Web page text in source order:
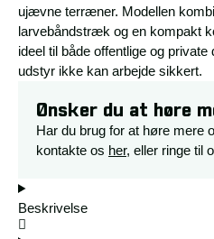
ujævne terræner. Modellen
larvebåndstræk og en kompakt
ideel til både offentlige og
udstyr ikke kan arbejde sikkert.
Ønsker du at høre
Har du brug for at høre mere
kontakte os her, eller ringe til
Beskrivelse